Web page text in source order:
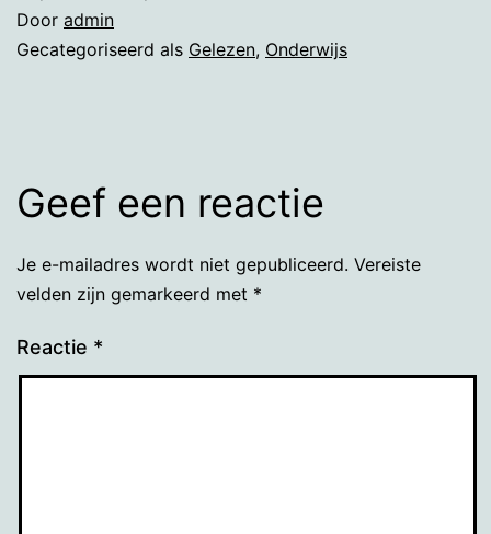
Door admin
Gecategoriseerd als Gelezen, Onderwijs
Geef een reactie
Je e-mailadres wordt niet gepubliceerd. Vereiste
velden zijn gemarkeerd met *
Reactie *